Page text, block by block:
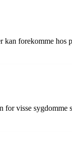
forekomme hos
visse sygdomme